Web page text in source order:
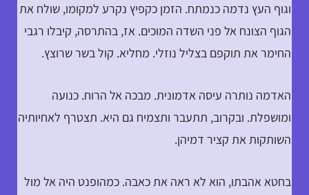
וגוף העץ נדמה כנמתח. הזמן כקפיץ נקרע למקומו, שולח את
הגוף הצונח אל פני השדה המוכים. אז, בהתרסה, קיבלו רגבי
החימר את תוקפם בצליל נוזלי. מחליא. קול בשר שרוצץ.
האדמה נותרה עיסה אדמונית. מבכה אל הרוח. כנועה
ומושפלת. ובקרוב, תתעבר ותצמיח גם היא. תצטרף לאחיותיה
השותקות את קציר דמיהן.
בחטא אהבתו, הוא לא ראה את כאבה. כמהופנט היה אל מול